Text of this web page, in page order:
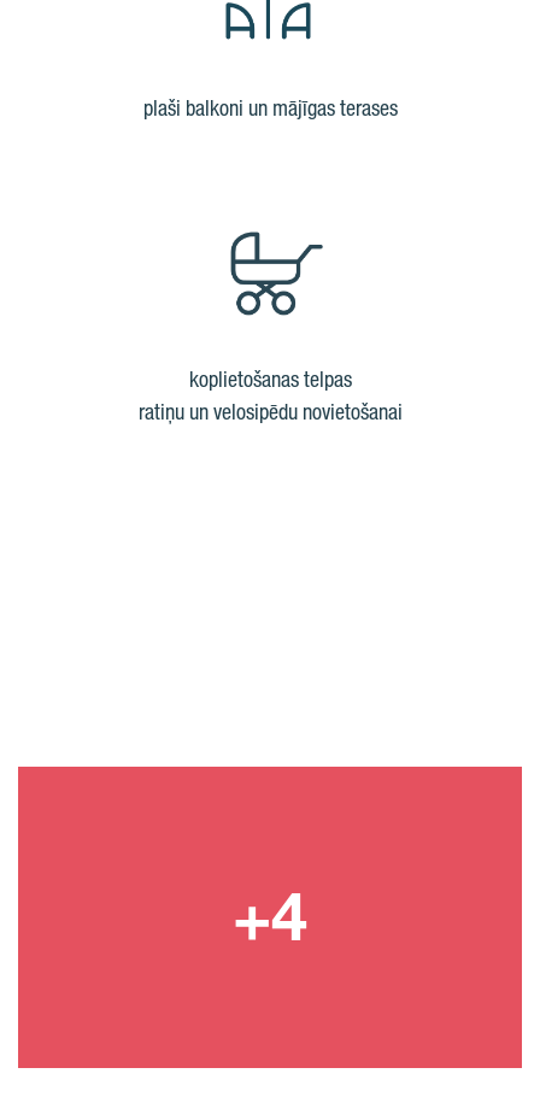
plaši balkoni un mājīgas terases
koplietošanas telpas
ratiņu un velosipēdu novietošanai